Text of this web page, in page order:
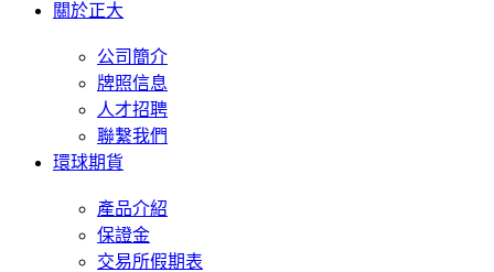
關於正大
公司簡介
牌照信息
人才招聘
聯繫我們
環球期貨
產品介紹
保證金
交易所假期表